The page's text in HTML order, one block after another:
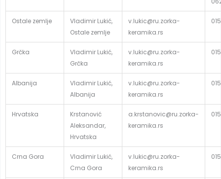
Ostale zemlje
Vladimir Lukić,
Ostale zemlje
v.lukic@ru.zorka-
keramika.rs
Grčka
Vladimir Lukić,
Grčka
v.lukic@ru.zorka-
keramika.rs
Albanija
Vladimir Lukić,
Albanija
v.lukic@ru.zorka-
keramika.rs
Hrvatska
Krstanović
Aleksandar,
Hrvatska
a.krstanovic@ru.zorka-
keramika.rs
Crna Gora
Vladimir Lukić,
Crna Gora
v.lukic@ru.zorka-
keramika.rs